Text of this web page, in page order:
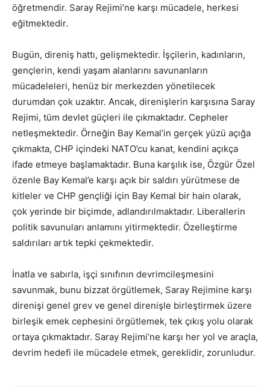
öğretmendir. Saray Rejimi’ne karşı mücadele, herkesi
eğitmektedir.
Bugün, direniş hattı, gelişmektedir. İşçilerin, kadınların,
gençlerin, kendi yaşam alanlarını savunanların
mücadeleleri, henüz bir merkezden yönetilecek
durumdan çok uzaktır. Ancak, direnişlerin karşısına Saray
Rejimi, tüm devlet güçleri ile çıkmaktadır. Cepheler
netleşmektedir. Örneğin Bay Kemal’in gerçek yüzü açığa
çıkmakta, CHP içindeki NATO’cu kanat, kendini açıkça
ifade etmeye başlamaktadır. Buna karşılık ise, Özgür Özel
özenle Bay Kemal’e karşı açık bir saldırı yürütmese de
kitleler ve CHP gençliği için Bay Kemal bir hain olarak,
çok yerinde bir biçimde, adlandırılmaktadır. Liberallerin
politik savunuları anlamını yitirmektedir. Özelleştirme
saldırıları artık tepki çekmektedir.
İnatla ve sabırla, işçi sınıfının devrimcileşmesini
savunmak, bunu bizzat örgütlemek, Saray Rejimine karşı
direnişi genel grev ve genel direnişle birleştirmek üzere
birleşik emek cephesini örgütlemek, tek çıkış yolu olarak
ortaya çıkmaktadır. Saray Rejimi’ne karşı her yol ve araçla,
devrim hedefi ile mücadele etmek, gereklidir, zorunludur.